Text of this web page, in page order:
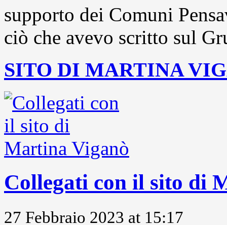
supporto dei Comuni
ciò che avevo scritto sul
SITO DI MARTINA
Collegati con il sito di
27 Febbraio 2023 at 15:17